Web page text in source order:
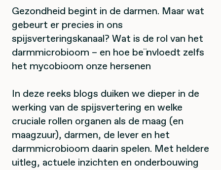
Gezondheid begint in de darmen. Maar wat
gebeurt er precies in ons
spijsverteringskanaal? Wat is de rol van het
darmmicrobioom – en hoe beïnvloedt zelfs
het mycobioom onze hersenen
In deze reeks blogs duiken we dieper in de
werking van de spijsvertering en welke
cruciale rollen organen als de maag (en
maagzuur), darmen, de lever en het
darmmicrobioom daarin spelen. Met heldere
uitleg, actuele inzichten en onderbouwing